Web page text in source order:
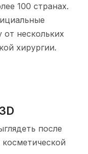
100 странах.
нескольких
хирургии.
после